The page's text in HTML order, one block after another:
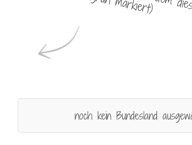
noch kein Bundesland